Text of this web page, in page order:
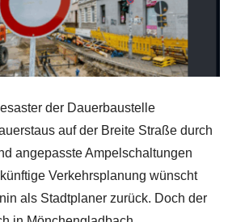
der Dauerbaustelle
auf der Breite Straße durch
angepasste Ampelschaltungen
Verkehrsplanung wünscht
als Stadtplaner zurück. Doch der